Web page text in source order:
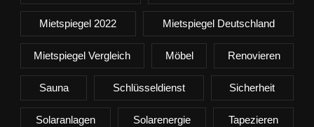
Mietspiegel 2022 Mietspiegel Deutschland
Mietspiegel Vergleich Möbel Renovieren
Sauna Schlüsseldienst Sicherheit
Solaranlagen Solarenergie Tapezieren